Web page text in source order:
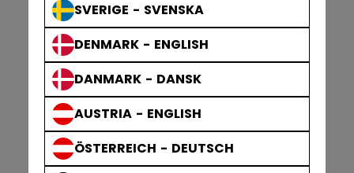
SVERIGE - SVENSKA
DENMARK - ENGLISH
DANMARK - DANSK
AUSTRIA - ENGLISH
ÖSTERREICH - DEUTSCH